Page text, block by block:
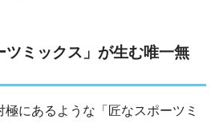
ツミックス」が生む唯一無
にあるような「匠なスポーツミ